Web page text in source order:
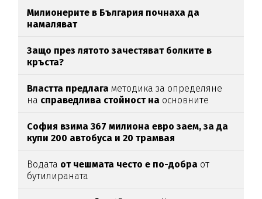
Милионерите в България почнаха да
намаляват
Защо през лятото зачестяват болките в
кръста?
Властта предлага методика за определяне
на справедлива стойност на основните
София взима 367 милиона евро заем, за да
купи 200 автобуса и 20 трамвая
Водата от чешмата често е по-добра от
бутилираната